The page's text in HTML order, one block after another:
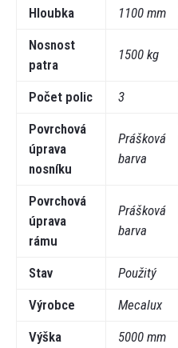
Hloubka
1100 mm
Nosnost
patra
1500 kg
Počet polic
3
Povrchová
úprava
nosníku
Prášková
barva
Povrchová
úprava
rámu
Prášková
barva
Stav
Použitý
Výrobce
Mecalux
Výška
5000 mm